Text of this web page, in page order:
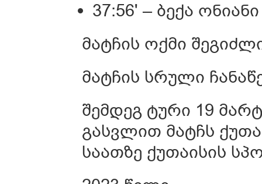
37:56' – ბექა ონიანი
მატჩის ოქმი
მატჩის სრული
შემდეგ ტური 19
გასვლით მატჩს
საათზე ქუთაისის